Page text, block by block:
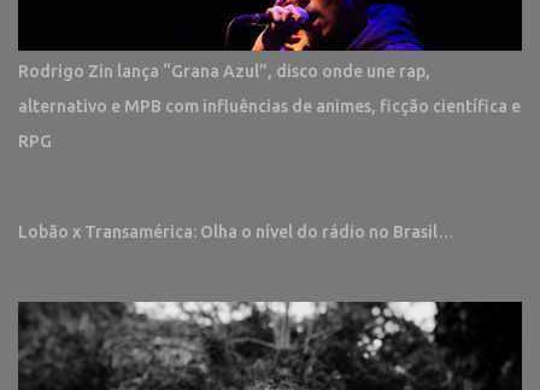
Rodrigo Zin lança “Grana Azul”, disco onde une rap,
alternativo e MPB com influências de animes, ficção científica e
RPG
Lobão x Transamérica: Olha o nível do rádio no Brasil…